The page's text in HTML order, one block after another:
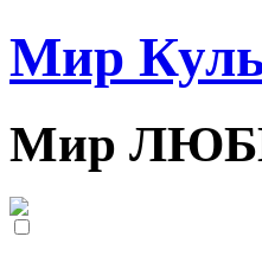
Мир
Мир